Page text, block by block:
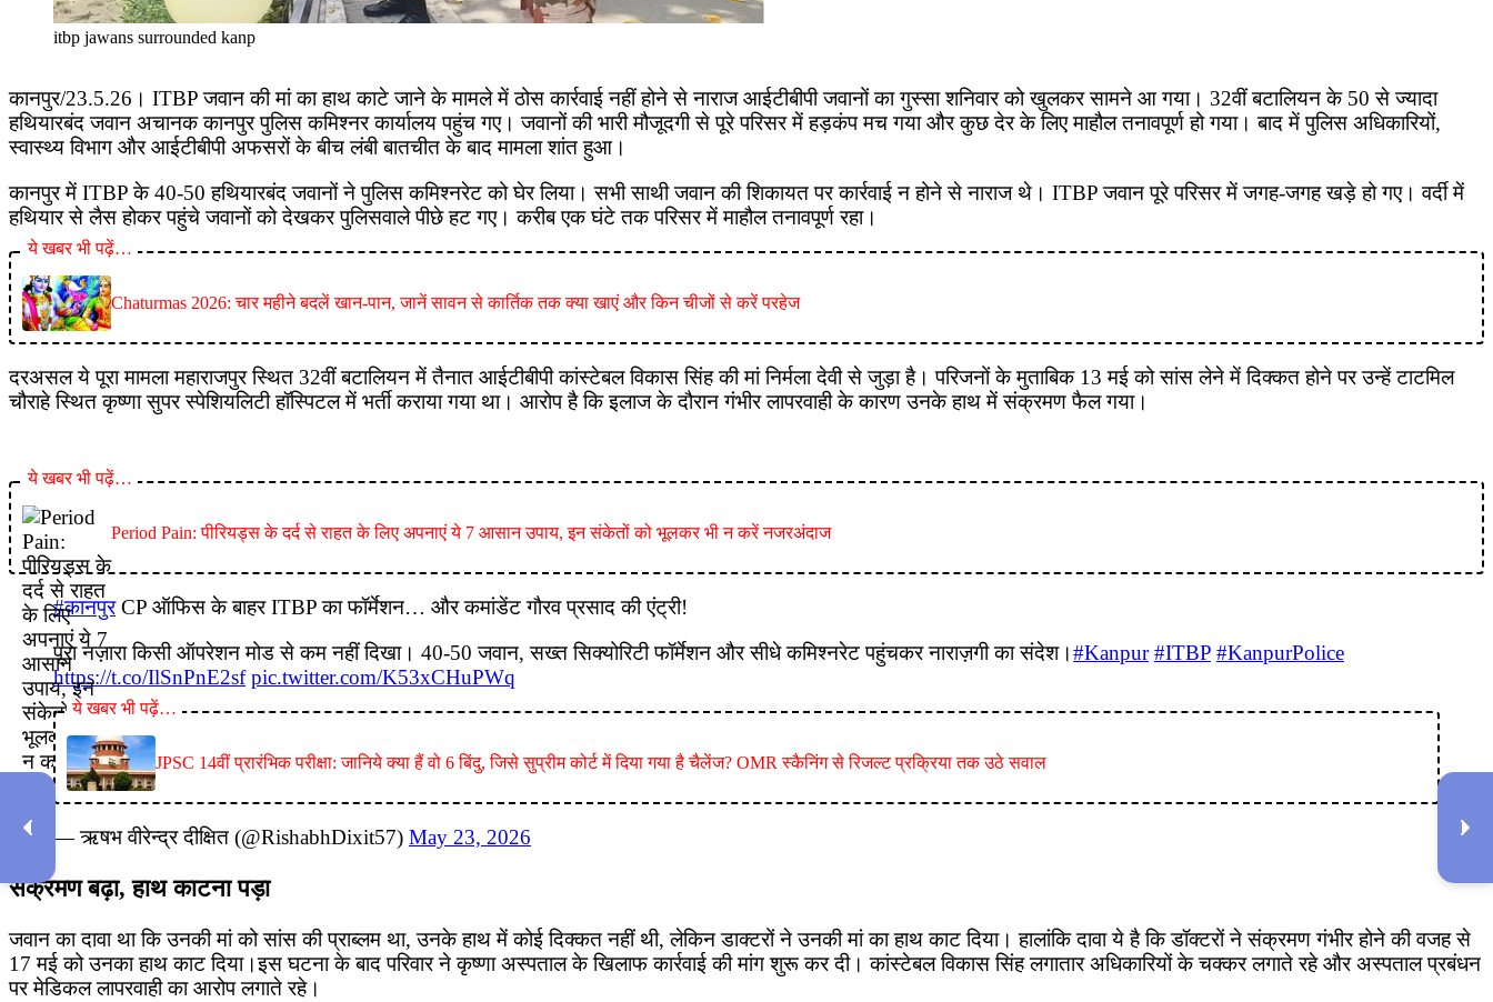
itbp jawans surrounded kanp
कानपुर/23.5.26। ITBP जवान की मां का हाथ काटे जाने के मामले में ठोस कार्रवाई नहीं होने से नाराज आईटीबीपी जवानों का गुस्सा शनिवार को खुलकर सामने आ गया। 32वीं बटालियन के 50 से ज्यादा
हथियारबंद जवान अचानक कानपुर पुलिस कमिश्नर कार्यालय पहुंच गए। जवानों की भारी मौजूदगी से पूरे परिसर में हड़कंप मच गया और कुछ देर के लिए माहौल तनावपूर्ण हो गया। बाद में पुलिस अधिकारियों,
स्वास्थ्य विभाग और आईटीबीपी अफसरों के बीच लंबी बातचीत के बाद मामला शांत हुआ।
कानपुर में ITBP के 40-50 हथियारबंद जवानों ने पुलिस कमिश्नरेट को घेर लिया। सभी साथी जवान की शिकायत पर कार्रवाई न होने से नाराज थे। ITBP जवान पूरे परिसर में जगह-जगह खड़े हो गए। वर्दी में
हथियार से लैस होकर पहुंचे जवानों को देखकर पुलिसवाले पीछे हट गए। करीब एक घंटे तक परिसर में माहौल तनावपूर्ण रहा।
ये खबर भी पढ़ें…
Chaturmas 2026: चार महीने बदलें खान-पान, जानें सावन से कार्तिक तक क्या खाएं और किन चीजों से करें परहेज
दरअसल ये पूरा मामला महाराजपुर स्थित 32वीं बटालियन में तैनात आईटीबीपी कांस्टेबल विकास सिंह की मां निर्मला देवी से जुड़ा है। परिजनों के मुताबिक 13 मई को सांस लेने में दिक्कत होने पर उन्हें टाटमिल
चौराहे स्थित कृष्णा सुपर स्पेशियलिटी हॉस्पिटल में भर्ती कराया गया था। आरोप है कि इलाज के दौरान गंभीर लापरवाही के कारण उनके हाथ में संक्रमण फैल गया।
ये खबर भी पढ़ें…
Period Pain: पीरियड्स के दर्द से राहत के लिए अपनाएं ये 7 आसान उपाय, इन संकेतों को भूलकर भी न करें नजरअंदाज
#कानपुरCP ऑफिस के बाहर ITBP का फॉर्मेशन… और कमांडेंट गौरव प्रसाद की एंट्री!
पूरा नज़ारा किसी ऑपरेशन मोड से कम नहीं दिखा। 40-50 जवान, सख्त सिक्योरिटी फॉर्मेशन और सीधे कमिश्नरेट पहुंचकर नाराज़गी का संदेश।#Kanpur #ITBP #KanpurPolice
https://t.co/IlSnPnE2sf pic.twitter.com/K53xCHuPWq
ये खबर भी पढ़ें…
JPSC 14वीं प्रारंभिक परीक्षा: जानिये क्या हैं वो 6 बिंदु, जिसे सुप्रीम कोर्ट में दिया गया है चैलेंज? OMR स्कैनिंग से रिजल्ट प्रक्रिया तक उठे सवाल
— ऋषभ वीरेन्द्र दीक्षित (@RishabhDixit57) May 23, 2026
संक्रमण बढ़ा, हाथ काटना पड़ा
जवान का दावा था कि उनकी मां को सांस की प्राब्लम था, उनके हाथ में कोई दिक्कत नहीं थी, लेकिन डाक्टरों ने उनकी मां का हाथ काट दिया। हालांकि दावा ये है कि डॉक्टरों ने संक्रमण गंभीर होने की वजह से
17 मई को उनका हाथ काट दिया।इस घटना के बाद परिवार ने कृष्णा अस्पताल के खिलाफ कार्रवाई की मांग शुरू कर दी। कांस्टेबल विकास सिंह लगातार अधिकारियों के चक्कर लगाते रहे और अस्पताल प्रबंधन
पर मेडिकल लापरवाही का आरोप लगाते रहे।